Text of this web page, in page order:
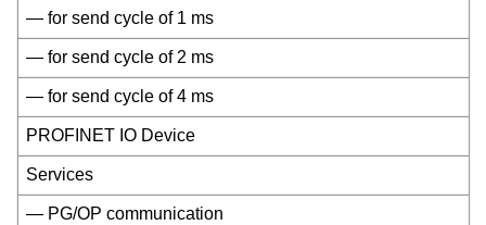
— for send cycle of 1 ms
— for send cycle of 2 ms
— for send cycle of 4 ms
PROFINET IO Device
Services
— PG/OP communication